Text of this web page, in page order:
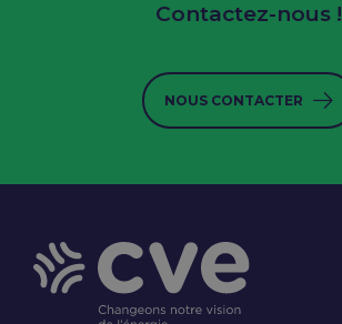
Contactez-nous !
NOUS CONTACTER